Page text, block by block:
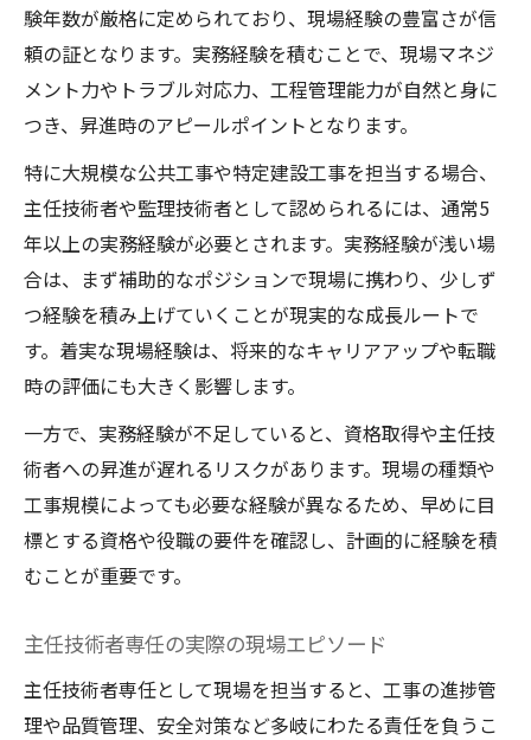
験年数が厳格に定められており、現場経験の豊富さが信
頼の証となります。実務経験を積むことで、現場マネジ
メント力やトラブル対応力、工程管理能力が自然と身に
つき、昇進時のアピールポイントとなります。
特に大規模な公共工事や特定建設工事を担当する場合、
主任技術者や監理技術者として認められるには、通常5
年以上の実務経験が必要とされます。実務経験が浅い場
合は、まず補助的なポジションで現場に携わり、少しず
つ経験を積み上げていくことが現実的な成長ルートで
す。着実な現場経験は、将来的なキャリアアップや転職
時の評価にも大きく影響します。
一方で、実務経験が不足していると、資格取得や主任技
術者への昇進が遅れるリスクがあります。現場の種類や
工事規模によっても必要な経験が異なるため、早めに目
標とする資格や役職の要件を確認し、計画的に経験を積
むことが重要です。
主任技術者専任の実際の現場エピソード
主任技術者専任として現場を担当すると、工事の進捗管
理や品質管理、安全対策など多岐にわたる責任を負うこ